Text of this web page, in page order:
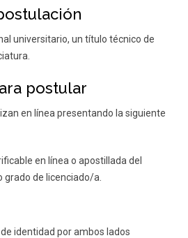
universitario, un título técnico de
postular
en línea presentando la siguiente
en línea o apostillada del
de licenciado/a.
identidad por ambos lados